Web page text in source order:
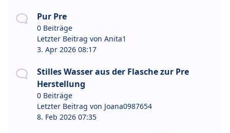
Pur Pre
0 Beiträge
Letzter Beitrag von Anita1
3. Apr 2026 08:17
Stilles Wasser aus der Flasche zur Pre
Herstellung
0 Beiträge
Letzter Beitrag von Joana0987654
8. Feb 2026 07:35